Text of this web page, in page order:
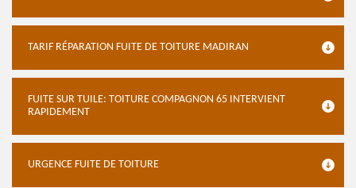
TARIF RÉPARATION FUITE DE TOITURE MADIRAN
FUITE SUR TUILE: TOITURE COMPAGNON 65 INTERVIENT
RAPIDEMENT
URGENCE FUITE DE TOITURE